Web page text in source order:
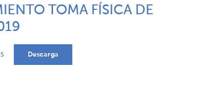
TOMA FÍSICA DE
Descarga